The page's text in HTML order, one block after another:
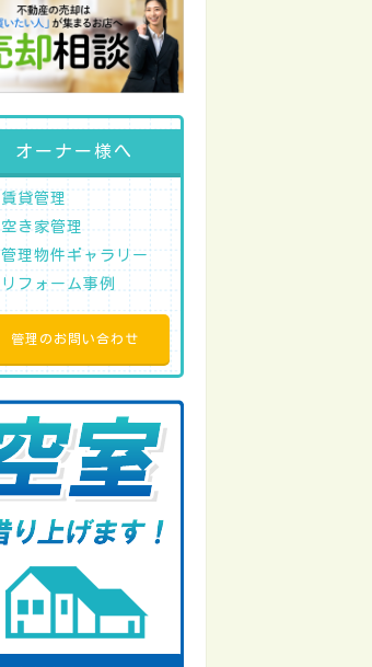
オーナー様へ
賃貸管理
空き家管理
管理物件ギャラリー
リフォーム事例
管理のお問い合わせ